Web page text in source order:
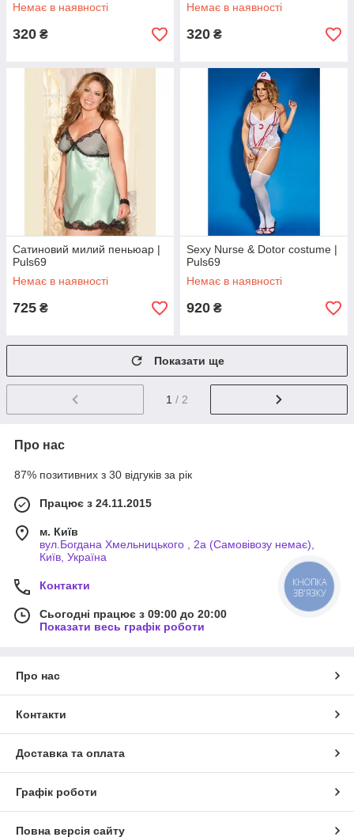
Немає в наявності
320 ₴
Немає в наявності
320 ₴
Сатиновий милий пеньюар |
Puls69
Немає в наявності
725 ₴
Sexy Nurse & Dotor costume |
Puls69
Немає в наявності
920 ₴
Показати ще
1 / 2
Про нас
87% позитивних з 30 відгуків за рік
Працює з 24.11.2015
м. Київ
вул.Богдана Хмельницького , 2а (Самовівозу немає),
Київ, Україна
Контакти
Сьогодні працює з 09:00 до 20:00
Показати весь графік роботи
Про нас
Контакти
Доставка та оплата
Графік роботи
Повна версія сайту
КНОПКА
ЗВ'ЯЗКУ